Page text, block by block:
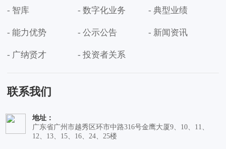
- 智库 - 数字化业务 - 典型业绩
- 能力优势 - 公示公告 - 新闻资讯
- 广纳贤才 - 投资者关系
联系我们
地址：
广东省广州市越秀区环市中路316号金鹰大厦9、10、11、
12、13、15、16、24、25楼